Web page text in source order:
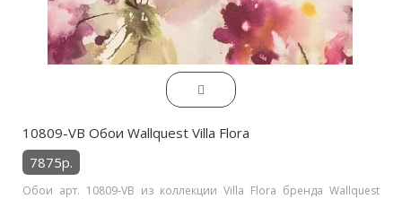
10809-VB Обои Wallquest Villa Flora
7875р.
Обои арт. 10809-VB из коллекции Villa Flora бренда Wallquest